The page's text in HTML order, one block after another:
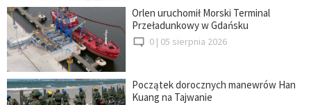
Orlen uruchomił Morski Terminal
Przeładunkowy w Gdańsku
0 | 05 sierpnia 2026
Początek dorocznych manewrów Han
Kuang na Tajwanie